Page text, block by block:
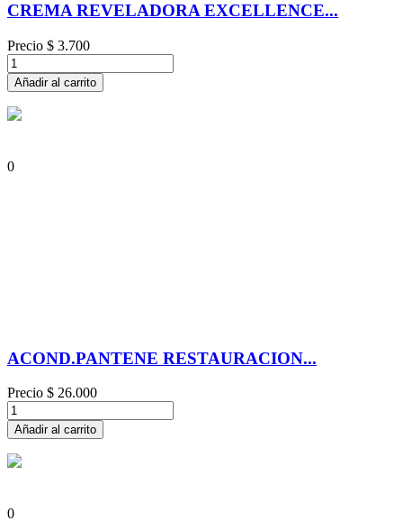
CREMA REVELADORA EXCELLENCE...
Precio $ 3.700
Añadir al carrito
0
ACOND.PANTENE RESTAURACION...
Precio $ 26.000
Añadir al carrito
0